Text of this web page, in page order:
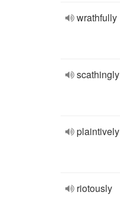
wrathfully
scathingly
plaintively
riotously